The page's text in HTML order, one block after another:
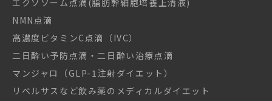
NMN点滴
高濃度ビタミンC点滴（IVC）
二日酔い予防点滴・二日酔い治療点滴
マンジャロ（GLP-1注射ダイエット）
リベルサスなど飲み薬のメディカルダイエット